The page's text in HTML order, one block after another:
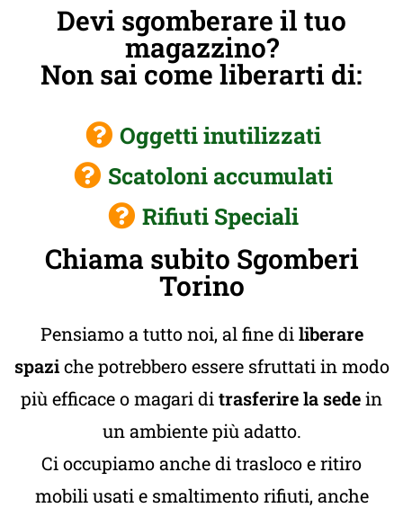
Devi sgomberare il tuo
magazzino?
Non sai come liberarti di:
Oggetti inutilizzati
Scatoloni accumulati
Rifiuti Speciali
Chiama subito Sgomberi
Torino
Pensiamo a tutto noi, al fine diliberare
spaziche potrebbero essere sfruttati in modo
più efficace o magari ditrasferire la sedein
un ambiente più adatto.
Ci occupiamo anche di trasloco e ritiro
mobili usati e smaltimento rifiuti, anche